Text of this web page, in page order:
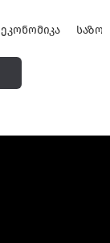
ᲔᲙᲝᲜᲝᲛᲘᲙᲐ